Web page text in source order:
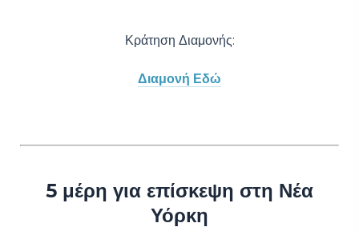
Κράτηση Διαμονής:
Διαμονή Εδώ
5 μέρη για επίσκεψη στη Νέα
Υόρκη